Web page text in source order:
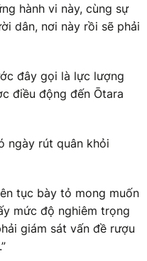
hành vi này, cùng sự
dân, nơi này rồi sẽ phải
đây gọi là lực lượng
điều động đến Ōtara
ngày rút quân khỏi
tục bày tỏ mong muốn
mức độ nghiêm trọng
giám sát vấn đề rượu